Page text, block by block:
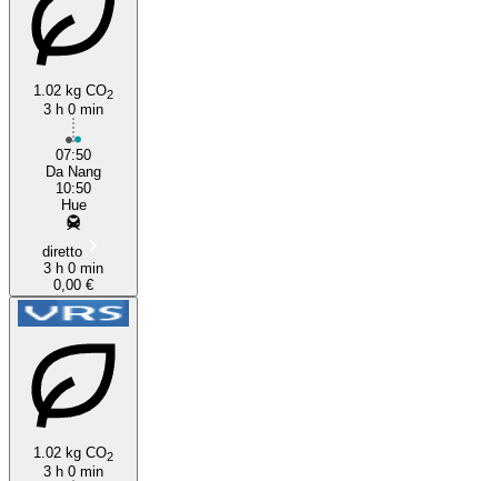
1.02 kg CO2
3 h 0 min
07:50
Da Nang
10:50
Hue
diretto
3 h 0 min
0,00 €
1.02 kg CO2
3 h 0 min